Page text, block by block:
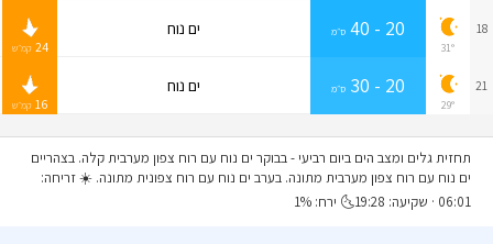
18
31°
20 - 40 ס״מ ים נוח
24 קמ״ש
21
29°
20 - 30 ס״מ ים נוח
16 קמ״ש
תחזית גלים ומצב הים ביום רביעי- בבוקר ים נוח עם רוח צפון מערבית קלה. בצהריים
ים נוח עם רוח צפון מערבית מתונה. בערב ים נוח עם רוח צפונית מתונה. ☀️ זריחה:
06:01 · שקיעה: 19:28🌜 ירח: 1%